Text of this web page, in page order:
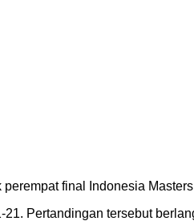
final Indonesia
Pertandingan tersebut